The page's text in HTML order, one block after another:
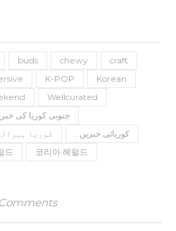
buds chewy
craft
K-POP
Korean
Wellcurated
جنوبی کوریا کی
کوریا
کوریائی خبریں۔
드
코리아 헤럴드